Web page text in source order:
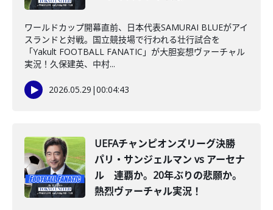
ワールドカップ開幕直前、日本代表SAMURAI BLUEがアイ
スランドと対戦。国立競技場で行われる壮行試合を
「Yakult FOOTBALL FANATIC」が大胆妄想ヴァーチャル
実況！久保建英、中村...
2026.05.29 |00:04:43
UEFAチャンピオンズリーグ決勝
パリ・サンジェルマン vs アーセナ
ル 連覇か。20年ぶりの悲願か。
熱烈ヴァーチャル実況！